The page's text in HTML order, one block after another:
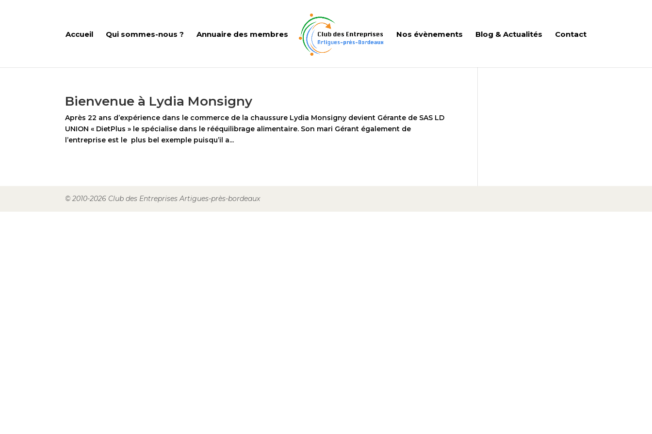
Accueil Qui sommes-nous ? Annuaire des membres Nos évènements Blog & Actualités Contact
Bienvenue à Lydia Monsigny
Après 22 ans d’expérience dans le commerce de la chaussure Lydia Monsigny devient Gérante de SAS LD
UNION « DietPlus » le spécialise dans le rééquilibrage alimentaire. Son mari Gérant également de
l’entreprise est le plus bel exemple puisqu’il a...
© 2010-2026 Club des Entreprises Artigues-près-bordeaux